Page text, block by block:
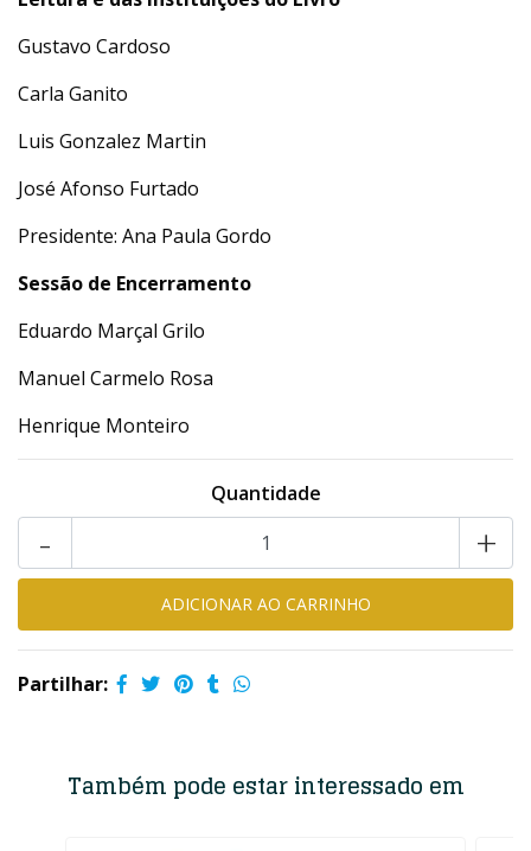
Gustavo Cardoso
Carla Ganito
Luis Gonzalez Martin
José Afonso Furtado
Presidente: Ana Paula Gordo
Sessão de Encerramento
Eduardo Marçal Grilo
Manuel Carmelo Rosa
Henrique Monteiro
Quantidade
+
-
Partilhar:
Também pode estar interessado em